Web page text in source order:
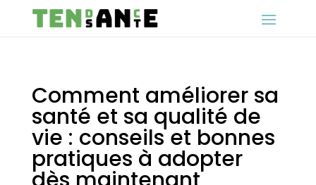
Comment améliorer sa
santé et sa qualité de
vie : conseils et bonnes
pratiques à adopter